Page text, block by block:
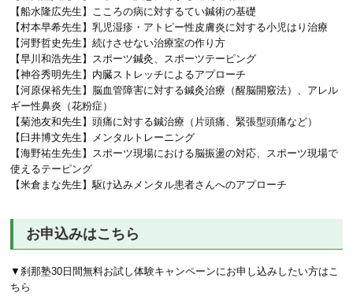
【船水隆広先生】こころの病に対するてい鍼術の基礎
【村本早希先生】乳児湿疹・アトピー性皮膚炎に対する小児はり治療
【河野哲史先生】続けさせない治療室の作り方
【早川和浩先生】スポーツ鍼灸、スポーツテーピング
【神谷秀明先生】内臓ストレッチによるアプローチ
【河原保裕先生】脳血管障害に対する鍼灸治療（醒脳開竅法）、アレル
ギー性鼻炎（花粉症）
【菊池友和先生】頭痛に対する鍼治療（片頭痛、緊張型頭痛など）
【臼井博文先生】メンタルトレーニング
【海野祐生先生】スポーツ現場における脳振盪の対応、スポーツ現場で
使えるテーピング
【米倉まな先生】駆け込みメンタル患者さんへのアプローチ
お申込みはこちら
▼刹那塾30日間無料お試し体験キャンペーンにお申し込みしたい方はこ
ちら